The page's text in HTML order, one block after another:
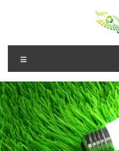
speo.org.pl
speo